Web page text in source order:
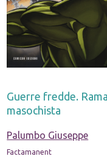
Guerre fredde.
masochista
Palumbo Giuseppe
Factamanent